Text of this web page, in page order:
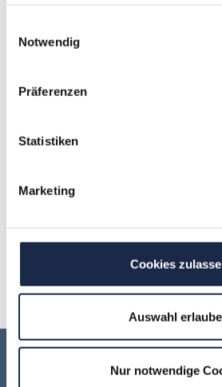
Notwendig
Präferenzen
Statistiken
Marketing
Cookies
Auswahl
Nur notwendige
Artikel
Medienunternehmen den Wandel
1 2 4
Keine Veranstaltung